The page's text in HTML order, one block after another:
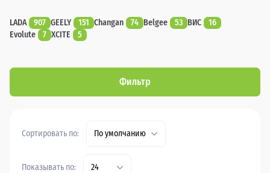
LADA 907 GEELY 151 Changan 74 Belgee 53 ВИС
16
Evolute
7 XCITE 5
Фильтр
Сортировать по: По умолчанию
Показывать по: 24